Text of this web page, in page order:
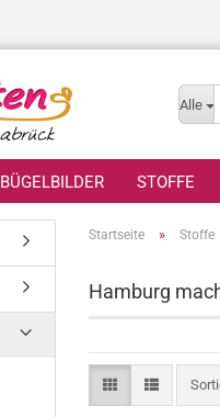
Alle
BÜGELBILDER STOFFE
Startseite » Stoffe
Hamburg